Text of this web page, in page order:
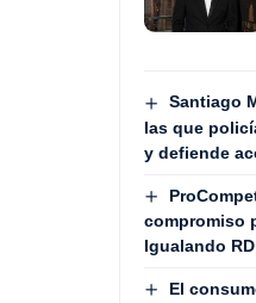
Santiago
las que
y defiende
compromiso
Igualando
El